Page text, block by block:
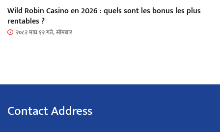
Wild Robin Casino en 2026 : quels sont les bonus les plus
rentables ?
२०८२ माघ १२ गते, सोमबार
Contact Address